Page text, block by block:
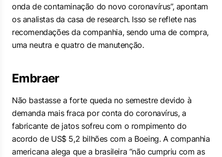
onda de contaminação do novo coronavírus”, apontam
os analistas da casa de research. Isso se reflete nas
recomendações da companhia, sendo uma de compra,
uma neutra e quatro de manutenção.
Embraer
Não bastasse a forte queda no semestre devido à
demanda mais fraca por conta do coronavírus, a
fabricante de jatos sofreu com o rompimento do
acordo de US$ 5,2 bilhões com a Boeing. A companhia
americana alega que a brasileira “não cumpriu com as